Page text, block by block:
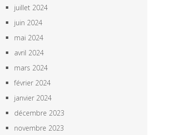
juillet 2024
juin 2024
mai 2024
avril 2024
mars 2024
février 2024
janvier 2024
décembre 2023
novembre 2023